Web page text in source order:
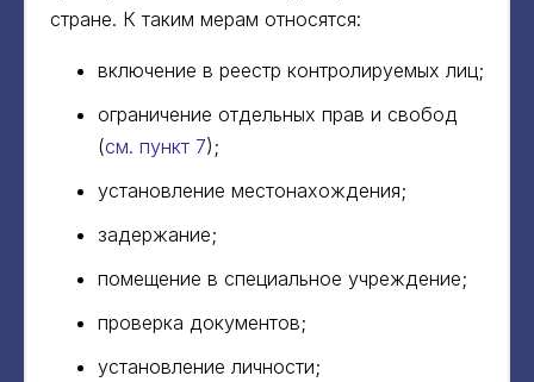
стране. К таким мерам относятся:
включение в реестр контролируемых лиц;
ограничение отдельных прав и свобод
(см. пункт 7);
установление местонахождения;
задержание;
помещение в специальное учреждение;
проверка документов;
установление личности;